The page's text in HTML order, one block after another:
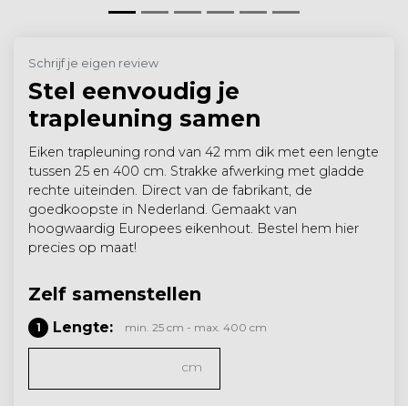
Schrijf je eigen review
Stel eenvoudig je
trapleuning samen
Eiken trapleuning rond van 42 mm dik met een lengte
tussen 25 en 400 cm. Strakke afwerking met gladde
rechte uiteinden. Direct van de fabrikant, de
goedkoopste in Nederland. Gemaakt van
hoogwaardig Europees eikenhout. Bestel hem hier
precies op maat!
Zelf samenstellen
1 Lengte: min. 25 cm - max. 400 cm